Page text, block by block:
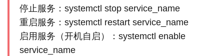
停止服务：systemctl stop service_name
重启服务：systemctl restart service_name
启用服务（开机自启）：systemctl enable
service_name